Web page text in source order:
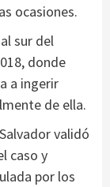
ocasiones.
sur del
donde
a ingerir
de ella.
validó
caso y
por los